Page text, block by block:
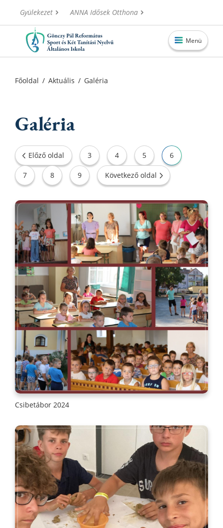
Gyülekezet ANNA Idősek Otthona
Menü
Alapítvány
Információk
Oktatás
Főoldal / Aktuális / Galéria
Galéria
Előző oldal 3 4 5 6
7 8 9 Következő oldal
Csibetábor 2024